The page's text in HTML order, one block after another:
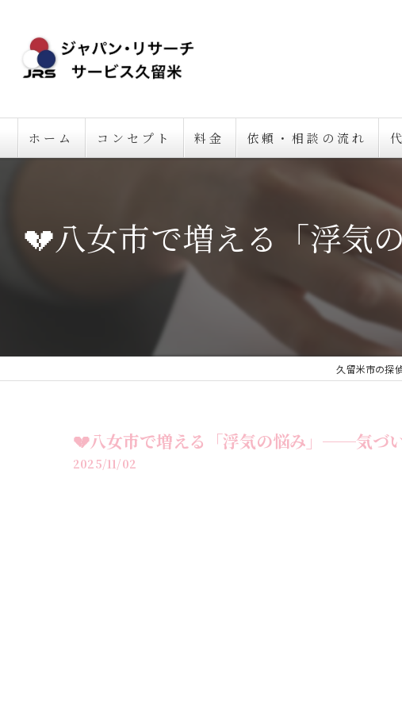
ホーム コンセプト 料金 依頼・相談の流れ
💔八女市で増える「浮
久留米市の探
💔八女市で増える「浮気の悩み」──気づ
2025/11/02